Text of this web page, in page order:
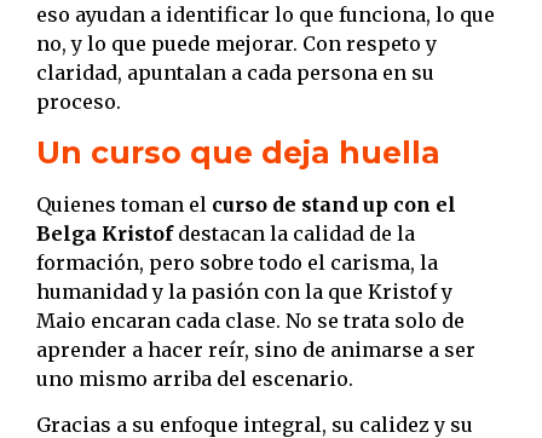
eso ayudan a identificar lo que funciona, lo que
no, y lo que puede mejorar. Con respeto y
claridad, apuntalan a cada persona en su
proceso.
Un curso que deja huella
Quienes toman el curso de stand up con el
Belga Kristofdestacan la calidad de la
formación, pero sobre todo el carisma, la
humanidad y la pasión con la que Kristof y
Maio encaran cada clase. No se trata solo de
aprender a hacer reír, sino de animarse a ser
uno mismo arriba del escenario.
Gracias a su enfoque integral, su calidez y su